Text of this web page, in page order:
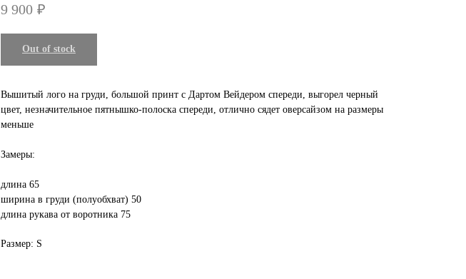
9 900 ₽
Out of stock
Вышитый лого на груди, большой принт с Дартом Вейдером спереди, выгорел черный
цвет, незначительное пятнышко-полоска спереди, отлично сядет оверсайзом на размеры
меньше
Замеры:
длина 65
ширина в груди (полуобхват) 50
длина рукава от воротника 75
Размер: S